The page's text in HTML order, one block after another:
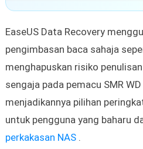
EaseUS Data Recovery
pengimbasan baca sahaja
menghapuskan risiko
sengaja pada pemacu SMR
menjadikannya pilihan
untuk pengguna yang baharu
perkakasan NAS.